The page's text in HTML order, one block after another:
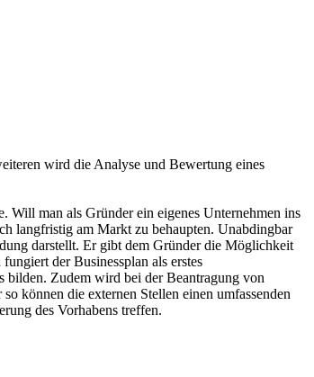
wird die Analyse und Bewertung eines
Will man als Gründer ein eigenes Unternehmen ins
langfristig am Markt zu behaupten. Unabdingbar
darstellt. Er gibt dem Gründer die Möglichkeit
der Businessplan als erstes
bilden. Zudem wird bei der Beantragung von
können die externen Stellen einen umfassenden
des Vorhabens treffen.